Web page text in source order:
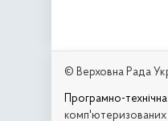
© Верховна Рада
Програмно-
комп'ютеризованих